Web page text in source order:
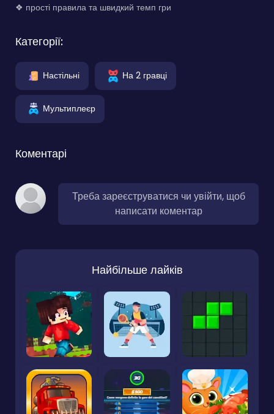
❖ прості правила та швидкий темп гри
Категорії:
Настільні На 2 гравці
Мультиплеєр
Коментарі
Треба зареєструватися чи увійти, щоб
написати коментар
Найбільше лайків